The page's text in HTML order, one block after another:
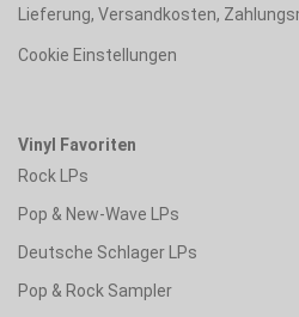
Lieferung, Versandkosten,
Cookie Einstellungen
Vinyl Favoriten
Rock LPs
Pop & New-Wave LPs
Deutsche Schlager LPs
Pop & Rock Sampler